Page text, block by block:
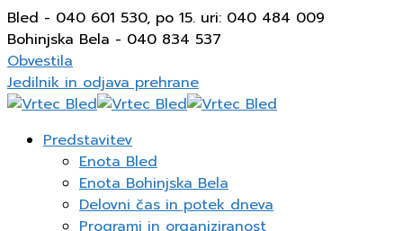
Bled - 040 601 530, po 15. uri: 040 484 009
Bohinjska Bela - 040 834 537
Obvestila
Jedilnik in odjava prehrane
Predstavitev
Enota Bled
Enota Bohinjska Bela
Delovni čas in potek dneva
Programi in organiziranost